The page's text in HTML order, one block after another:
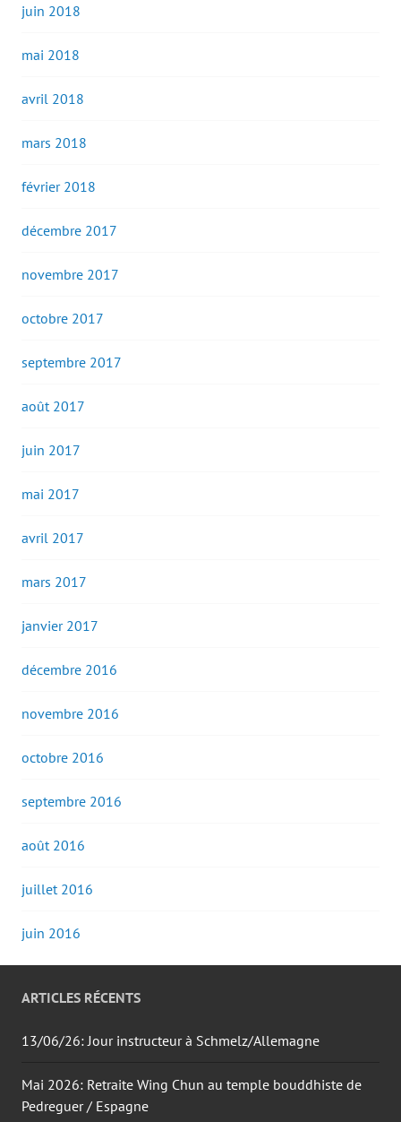
juin 2018
mai 2018
avril 2018
mars 2018
février 2018
décembre 2017
novembre 2017
octobre 2017
septembre 2017
août 2017
juin 2017
mai 2017
avril 2017
mars 2017
janvier 2017
décembre 2016
novembre 2016
octobre 2016
septembre 2016
août 2016
juillet 2016
juin 2016
ARTICLES RÉCENTS
13/06/26: Jour instructeur à Schmelz/Allemagne
Mai 2026: Retraite Wing Chun au temple bouddhiste de
Pedreguer / Espagne